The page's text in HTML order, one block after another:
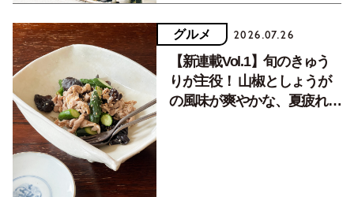
グルメ 2026.07.26
【新連載Vol.1】旬のきゅう
りが主役！ 山椒としょうが
の風味が爽やかな、夏疲れを